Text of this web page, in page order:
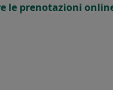
le prenotazioni